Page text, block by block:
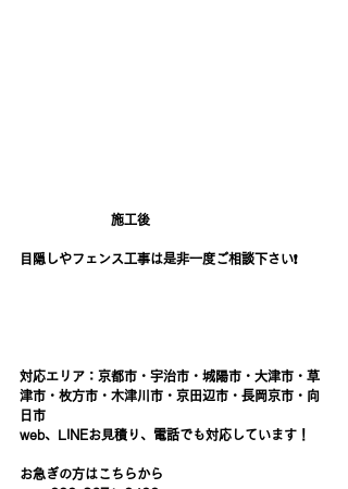
施工後
目隠しやフェンス工事は是非一度ご相談下さい❗️
対応エリア：京都市・宇治市・城陽市・大津市・草
津市・枚方市・木津川市・京田辺市・長岡京市・向
日市
web、 LINEお見積り、電話でも対応しています！
お急ぎの方はこちらから